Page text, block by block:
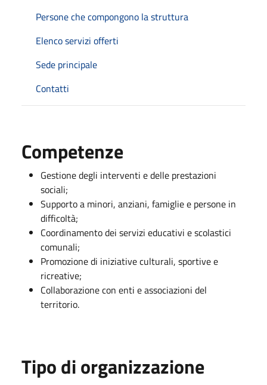
Persone che compongono la struttura
Elenco servizi offerti
Sede principale
Contatti
Competenze
Gestione degli interventi e delle prestazioni
sociali;
Supporto a minori, anziani, famiglie e persone in
difficoltà;
Coordinamento dei servizi educativi e scolastici
comunali;
Promozione di iniziative culturali, sportive e
ricreative;
Collaborazione con enti e associazioni del
territorio.
Tipo di organizzazione